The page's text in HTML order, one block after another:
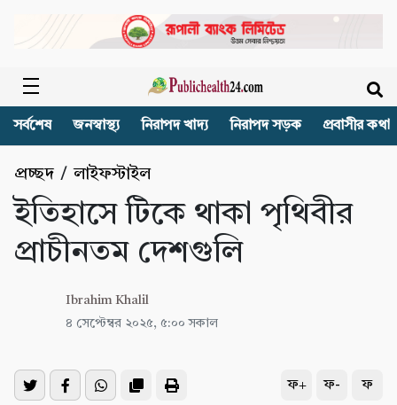
সর্বশেষ জনস্বাস্থ্য নিরাপদ খাদ্য নিরাপদ সড়ক প্রবাসীর কথা
প্রচ্ছদ /লাইফস্টাইল
ইতিহাসে টিকে থাকা পৃথিবীর
প্রাচীনতম দেশগুলি
Ibrahim Khalil
৪ সেপ্টেম্বর ২০২৫, ৫:০০ সকাল
ফ+ ফ- ফ